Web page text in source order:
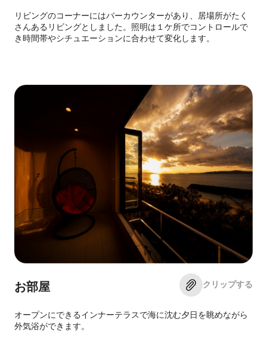
リビングのコーナーにはバーカウンターがあり、居場所がたく
さんあるリビングとしました。照明は１ケ所でコントロールで
き時間帯やシチュエーションに合わせて変化します。
お部屋
オープンにできるインナーテラスで海に沈む夕日を眺めながら
外気浴ができます。
クリップする